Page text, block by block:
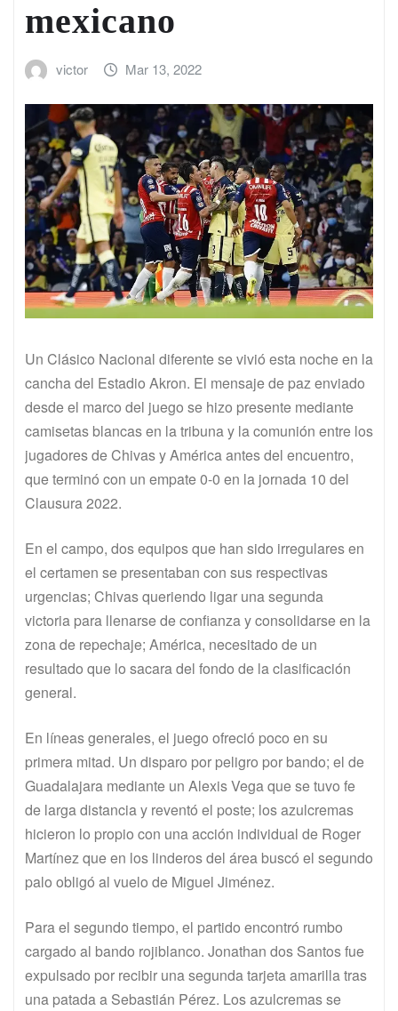
mexicano
victor Mar 13, 2022
Un Clásico Nacional diferente se vivió esta noche en la
cancha del Estadio Akron. El mensaje de paz enviado
desde el marco del juego se hizo presente mediante
camisetas blancas en la tribuna y la comunión entre los
jugadores de Chivas y América antes del encuentro,
que terminó con un empate 0-0 en la jornada 10 del
Clausura 2022.
En el campo, dos equipos que han sido irregulares en
el certamen se presentaban con sus respectivas
urgencias; Chivas queriendo ligar una segunda
victoria para llenarse de confianza y consolidarse en la
zona de repechaje; América, necesitado de un
resultado que lo sacara del fondo de la clasificación
general.
En líneas generales, el juego ofreció poco en su
primera mitad. Un disparo por peligro por bando; el de
Guadalajara mediante un Alexis Vega que se tuvo fe
de larga distancia y reventó el poste; los azulcremas
hicieron lo propio con una acción individual de Roger
Martínez que en los linderos del área buscó el segundo
palo obligó al vuelo de Miguel Jiménez.
Para el segundo tiempo, el partido encontró rumbo
cargado al bando rojiblanco. Jonathan dos Santos fue
expulsado por recibir una segunda tarjeta amarilla tras
una patada a Sebastián Pérez. Los azulcremas se